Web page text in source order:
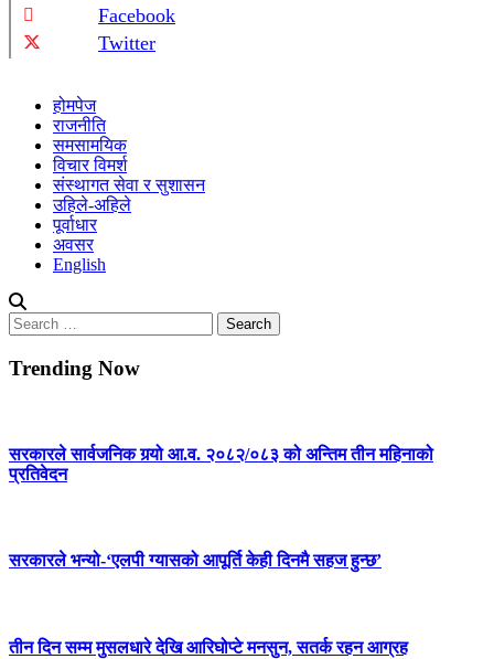
Facebook
Twitter
होमपेज
राजनीति
समसामयिक
विचार विमर्श
संस्थागत सेवा र सुशासन
उहिले-अहिले
पूर्वाधार
अवसर
English
Search
for:
Trending Now
सरकारले सार्वजनिक गर्‍यो आ.व. २०८२/०८३ को अन्तिम तीन महिनाको
प्रतिवेदन
सरकारले भन्यो-‘एलपी ग्यासको आपूर्ति केही दिनमै सहज हुन्छ’
तीन दिन सम्म मुसलधारे देखि आरिघोप्टे मनसुन, सतर्क रहन आग्रह